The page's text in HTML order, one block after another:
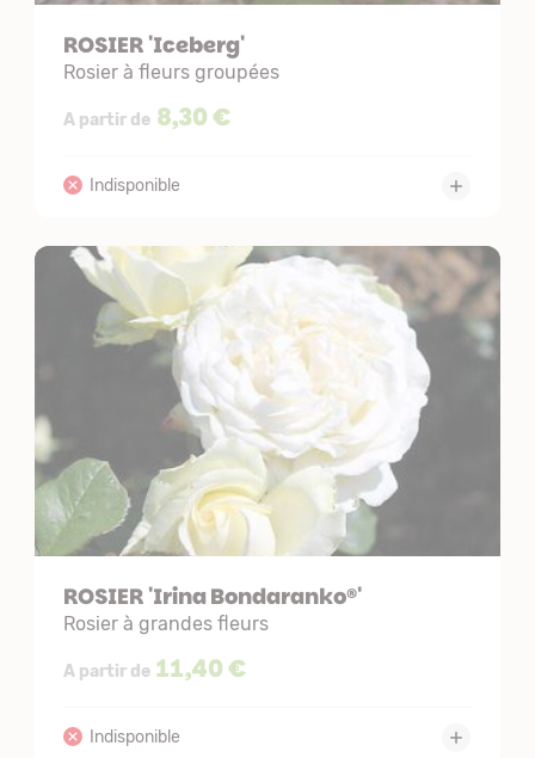
ROSIER 'Iceberg'
Rosier à fleurs groupées
A partir de 8,30 €
ROSIER 'Irina Bondaranko®'
Rosier à grandes fleurs
A partir de 11,40 €